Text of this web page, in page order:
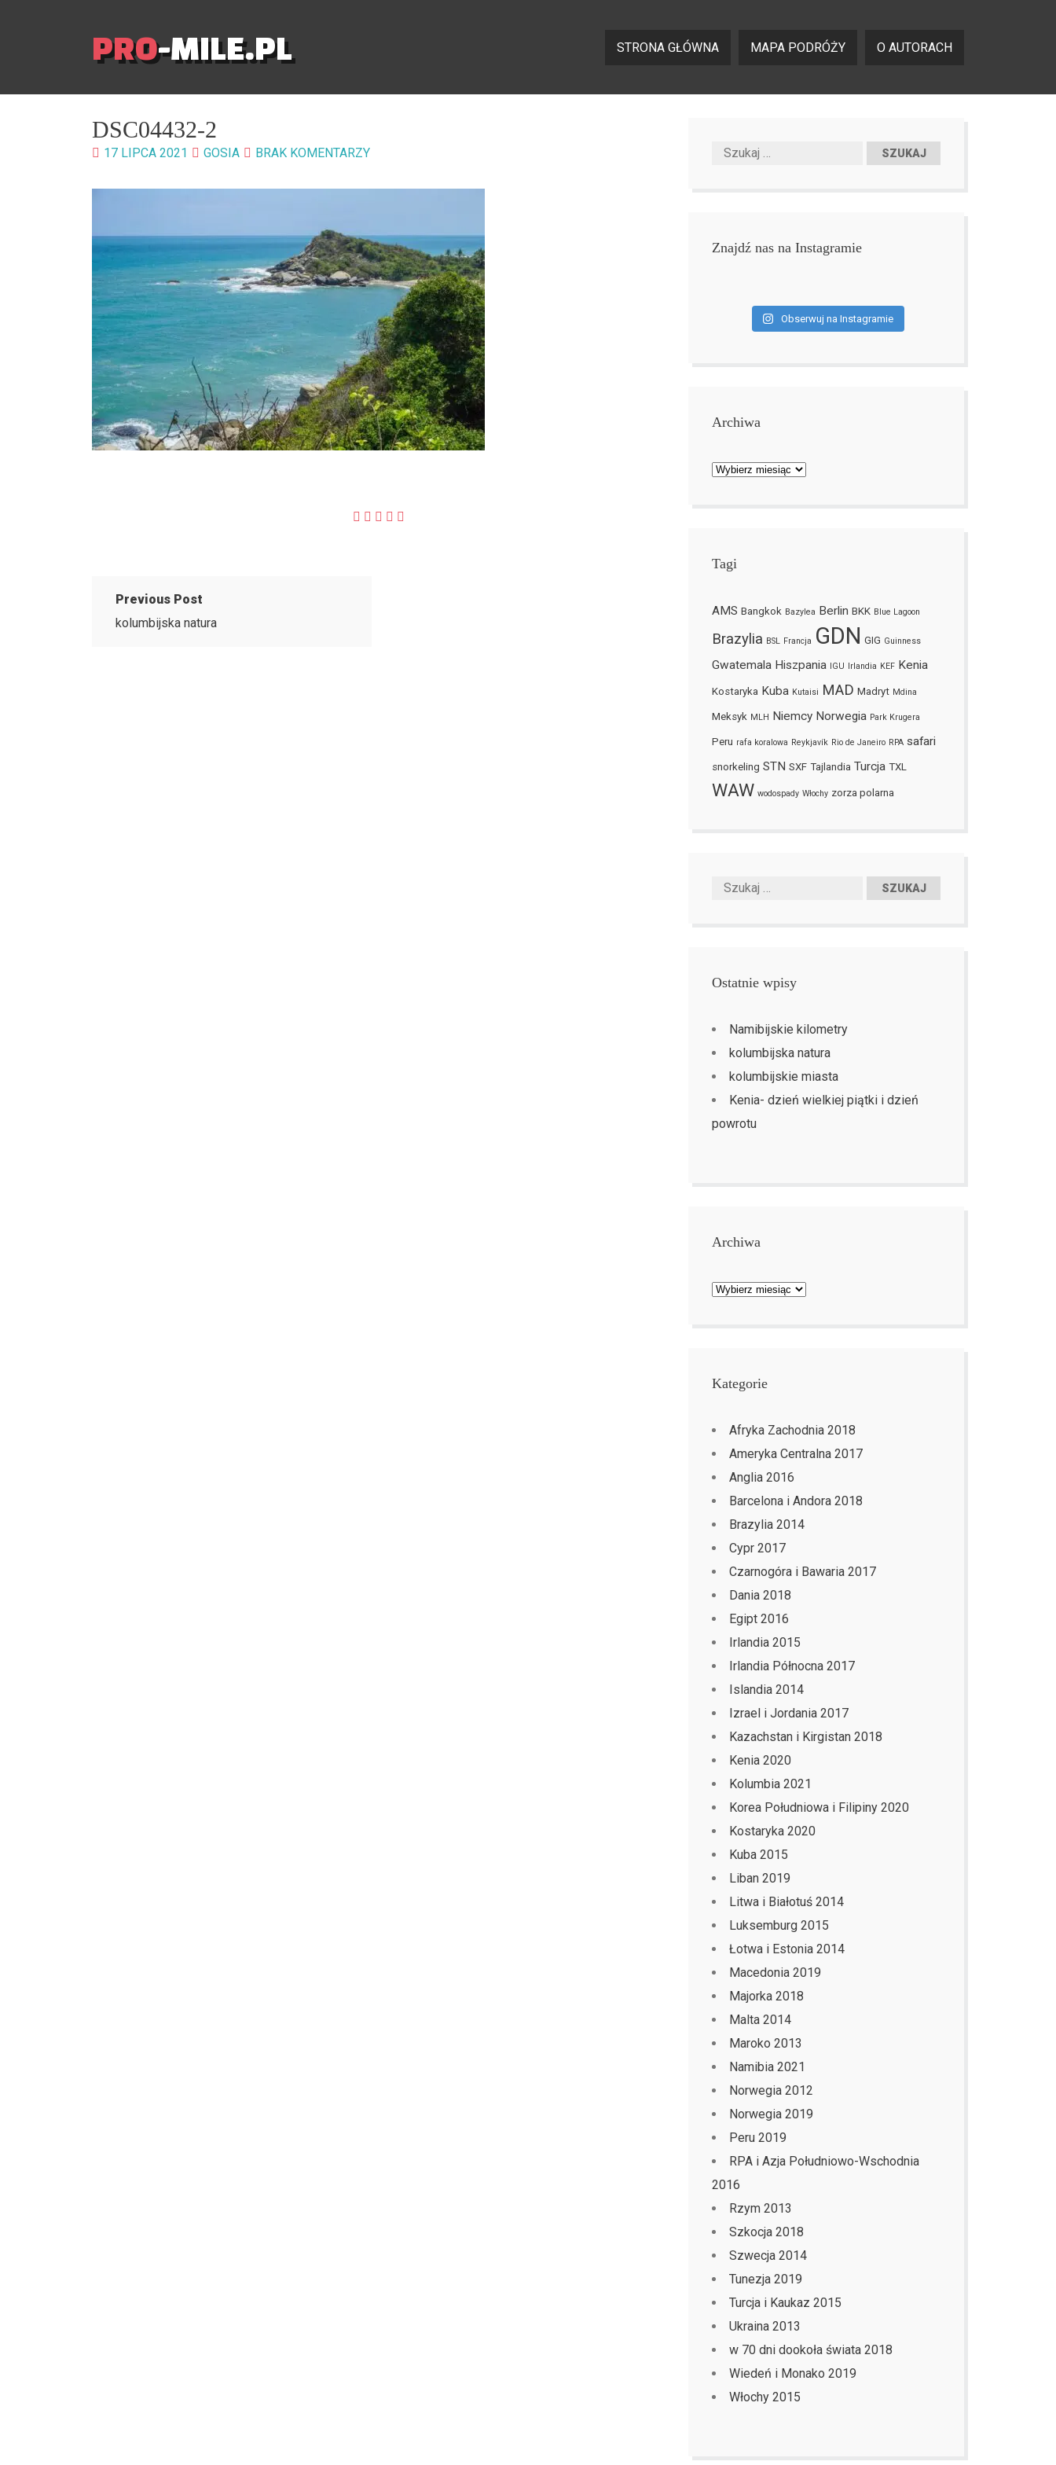
PRO-MILE.PL STRONA GŁÓWNA MAPA PODRÓŻY O AUTORACH
DSC04432-2
17 LIPCA 2021 GOSIA BRAK KOMENTARZY
Previous Post
kolumbijska natura
Znajdź nas na Instagramie
Obserwuj na Instagramie
Archiwa
Archiwa
Tagi
AMS Bangkok Bazylea Berlin BKK Blue Lagoon
Brazylia BSL Francja GDN GIG Guinness
Gwatemala Hiszpania IGU Irlandia KEF Kenia
Kostaryka Kuba Kutaisi MAD Madryt Mdina
Meksyk MLH Niemcy Norwegia Park Krugera
Peru rafa koralowa Reykjavík Rio de Janeiro RPA safari
snorkeling STN SXF Tajlandia Turcja TXL
WAW wodospady Włochy zorza polarna
Ostatnie wpisy
Namibijskie kilometry
kolumbijska natura
kolumbijskie miasta
Kenia- dzień wielkiej piątki i dzień
powrotu
Archiwa
Archiwa
Kategorie
Afryka Zachodnia 2018
Ameryka Centralna 2017
Anglia 2016
Barcelona i Andora 2018
Brazylia 2014
Cypr 2017
Czarnogóra i Bawaria 2017
Dania 2018
Egipt 2016
Irlandia 2015
Irlandia Północna 2017
Islandia 2014
Izrael i Jordania 2017
Kazachstan i Kirgistan 2018
Kenia 2020
Kolumbia 2021
Korea Południowa i Filipiny 2020
Kostaryka 2020
Kuba 2015
Liban 2019
Litwa i Białotuś 2014
Luksemburg 2015
Łotwa i Estonia 2014
Macedonia 2019
Majorka 2018
Malta 2014
Maroko 2013
Namibia 2021
Norwegia 2012
Norwegia 2019
Peru 2019
RPA i Azja Południowo-Wschodnia
2016
Rzym 2013
Szkocja 2018
Szwecja 2014
Tunezja 2019
Turcja i Kaukaz 2015
Ukraina 2013
w 70 dni dookoła świata 2018
Wiedeń i Monako 2019
Włochy 2015